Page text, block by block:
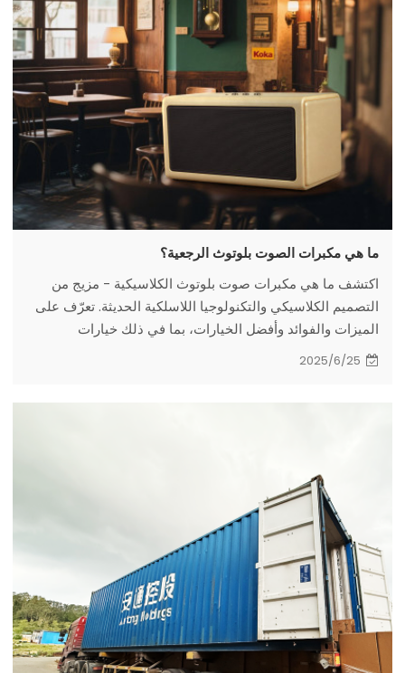
ما هي مكبرات الصوت بلوتوث الرجعية؟
اكتشف ما هي مكبرات صوت بلوتوث الكلاسيكية - مزيج من
التصميم الكلاسيكي والتكنولوجيا اللاسلكية الحديثة. تعرّف على
الميزات والفوائد وأفضل الخيارات، بما في ذلك خيارات
2025/6/25